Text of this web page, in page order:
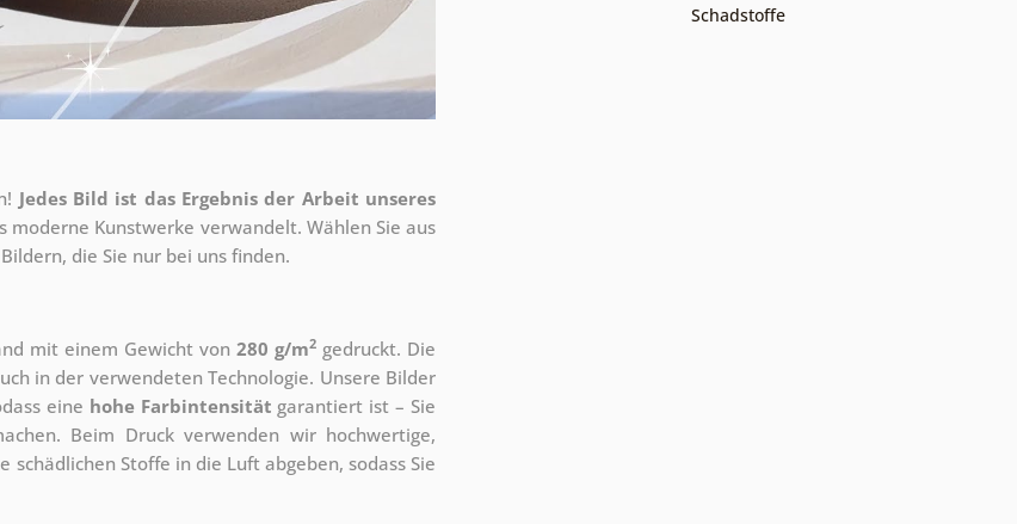
Jedes Bild ist das Ergebnis der Arbeit unseres
moderne Kunstwerke verwandelt. Wählen Sie aus
die Sie nur bei uns finden.
mit einem Gewicht von 280 g/m2 gedruckt. Die
in der verwendeten Technologie. Unsere Bilder
eine hohe Farbintensität garantiert ist – Sie
Beim Druck verwenden wir hochwertige,
schädlichen Stoffe in die Luft abgeben, sodass Sie
Schadstoffe